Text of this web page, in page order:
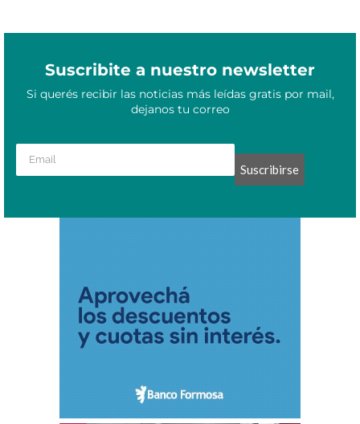
Suscribite a nuestro newsletter
Si querés recibir las noticias más leídas gratis por mail,
dejanos tu correo
Suscribirse